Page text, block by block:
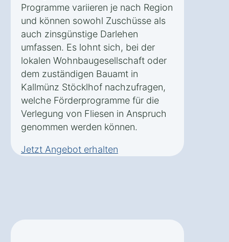
Programme variieren je nach Region
und können sowohl Zuschüsse als
auch zinsgünstige Darlehen
umfassen. Es lohnt sich, bei der
lokalen Wohnbaugesellschaft oder
dem zuständigen Bauamt in
Kallmünz Stöcklhof nachzufragen,
welche Förderprogramme für die
Verlegung von Fliesen in Anspruch
genommen werden können.
Jetzt Angebot erhalten